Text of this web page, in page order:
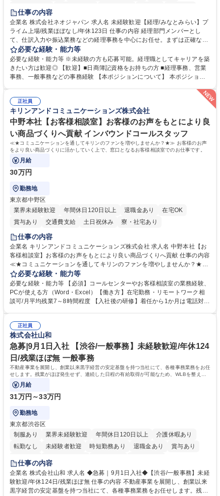
未経験者歓迎
完全週休2日制
交通費支給 駅近5分以内 土日祝休み
服装自由
寮・社宅あり
仕事の内容
企業名 株式会社ネオジャパン 求人名 未経験歓迎【経理/みなとみらい】プ
ライム上場/残業ほぼなし/年休123日 仕事の内容 経理部門メンバーとし
て、仕訳入力や振込業務などの経理事務を中心にお任せ。まずは正確な入
力・確認業務からスタートし、既存メンバーと一緒に業務を進めながら段
階的に経理知識を身につけていただきます。 【具体的には】 ■社内稟議に
基づく仕訳入力 ■月末の振込業務 ■明細作成 ■伝票処理、記帳業務 ■既存
メンバーの業務サポート 【将来的には】 ■月次決算補助 ■四半期・年次決
算補助 ※3～5年程度を目安に、徐々に決算業務へ業務範囲を広げていく
想定です。 募集職種 未経験歓迎【経理/みなとみらい】プライム上場/残業
ほぼなし/年休123日
必要な経験・能力等
必要な経験・能力等 ※未経験の方も応募可能。経理職としてキャリアを築
きたい方は歓迎◎ 【歓迎】■日商簿記資格をお持ちの方 ■経理事務、営業
事務、一般事務などの事務経験 【本ポジションについて】 本ポジション
タートできる点です。まずは仕訳入力や振込業務など基礎的な業務から担
当し、3～5年をかけて月次決算・四半期決算・開示資料作成補助などへス
テップアップできます。また、残業は通常月ほぼなく、決算月でも10時間
未満のため、無理なく経理として専門性を身につけられる環境です。 学
歴・資格 学歴：大学院 大学 高専 短大 専修学校 高校 語学力： 資格：日商
簿記検定1級 日商簿記検定2級
正社員
キリンアンドコミュニケーションズ株式会社
中野本社【お客様相談室】お客様のお声をもとにより良
い商品づくりへ貢献 インバウンドコールスタッフ
≪★コミュニケーションを通してキリンのファンを増やしませんか？★≫ お客様のお声
をより良い商品づくりに活かしていく上で、窓口となるお客様相談室でのお仕事です。
月給
30万円
勤務地
東京都中野区
業界未経験歓迎
年間休日120日以上 退職金あり
在宅OK
賞与あり
交通費支給 土日祝休み 寮・社宅あり
仕事の内容
企業名 キリンアンドコミュニケーションズ株式会社 求人名 中野本社【お
客様相談室】お客様のお声をもとにより良い商品づくりへ貢献 仕事の内容
≪★コミュニケーションを通してキリンのファンを増やしませんか？★≫
お客様のお声をより良い商品づくりに活かしていく上で、窓口となるお客
様相談室でのお仕事です。 日々お客様からいただくキリングループへのご
意見を、企業活動に活かしています。お客様からの声に迅速かつ誠意をも
って対応、情報提供するとともにグループ内活動に反映しています。 【具
平均100件前後■メール・手紙：同上40件前後 募集職種 中野本社【お客様
相談室】お客様のお声をもとにより良い商品づくりへ貢献
必要な経験・能力等
必要な経験・能力等 【必須】コールセンターやお客様相談室の業務経験、
PCが使える方（Word・Excel）【働き方】在宅勤務・リモートワーク相
談可/月平均残業7～8時間程度 【入社後の研修】着任から1か月は電話対応
すのでご安心ください。 【当社について】キリングループの広報機能を担
う会社として、お客様との出会いを大切にし、磨き上げたホスピタリティ
を込めてコミュニケーションをとりながら広報関連業務を行っておりま
す。 学歴・資格 学歴：大学院 大学 高専 短大 専修学校 高校 語学力： 資
格：
正社員
株式会社山和
急募|9月1日入社 【渋谷/一般事務】未経験歓迎/年休124
日/残業ほぼ無 一般事務
不動産事業を展開し、創業以来黒字経営の安定基盤を持つ当社にて、各種事務業務をお任
せします。残業がほぼ発生せず、連続した日程の有給取得が可能なため、WLBを整えた
い方にお勧めの環境です！
月給
31万円～33万円
勤務地
東京都渋谷区
制服あり
業界未経験歓迎 年間休日120日以上
介護休暇あり
転勤なし
未経験者歓迎 時短勤務あり 退職金あり
賞与あり
育休あり
完全週休2日制
仕事の内容
企業名 株式会社山和 求人名 ◆急募｜9月1日入社◆【渋谷/一般事務】未経
験歓迎/年休124日/残業ほぼ無 仕事の内容 不動産事業を展開し、創業以来
黒字経営の安定基盤を持つ当社にて、各種事務業務をお任せします。残業